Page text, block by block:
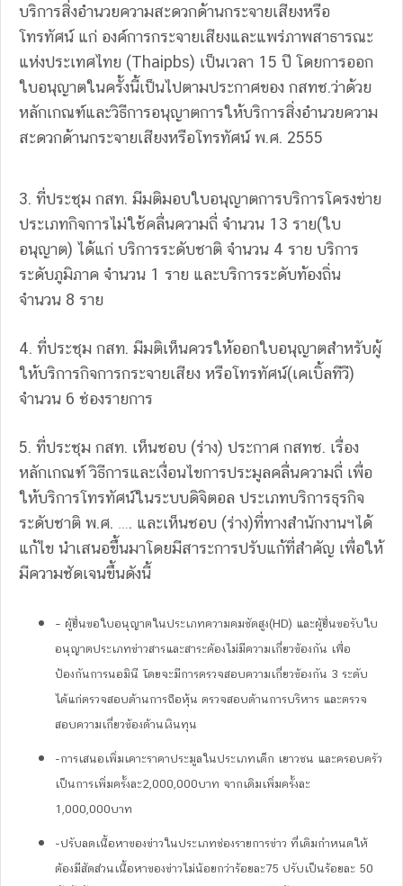
บริการสิ่งอำนวยความสะดวกด้านกระจายเสียงหรือ
โทรทัศน์ แก่ องค์การกระจายเสียงและแพร่ภาพสาธารณะ
แห่งประเทศไทย (Thaipbs) เป็นเวลา 15 ปี โดยการออก
ใบอนุญาตในครั้งนี้เป็นไปตามประกาศของ กสทช.ว่าด้วย
หลักเกณฑ์และวิธีการอนุญาตการให้บริการสิ่งอำนวยความ
สะดวกด้านกระจายเสียงหรือโทรทัศน์ พ.ศ. 2555
3. ที่ประชุม กสท. มีมติมอบใบอนุญาตการบริการโครงข่าย
ประเภทกิจการไม่ใช้คลื่นความถี่ จำนวน 13 ราย(ใบ
อนุญาต) ได้แก่ บริการระดับชาติ จำนวน 4 ราย บริการ
ระดับภูมิภาค จำนวน 1 ราย และบริการระดับท้องถิ่น
จำนวน 8 ราย
4. ที่ประชุม กสท. มีมติเห็นควรให้ออกใบอนุญาตสำหรับผู้
ให้บริการกิจการกระจายเสียง หรือโทรทัศน์(เคเบิ้ลทีวี)
จำนวน 6 ช่องรายการ
5. ที่ประชุม กสท. เห็นชอบ (ร่าง) ประกาศ กสทช. เรื่อง
หลักเกณฑ์ วิธีการและเงื่อนไขการประมูลคลื่นความถี่ เพื่อ
ให้บริการโทรทัศน์ในระบบดิจิตอล ประเภทบริการธุรกิจ
ระดับชาติ พ.ศ. …. และเห็นชอบ (ร่าง)ที่ทางสำนักงานฯได้
แก้ไข นำเสนอขึ้นมาโดยมีสาระการปรับแก้ที่สำคัญ เพื่อให้
มีความชัดเจนขึ้นดังนี้
– ผู้ยื่นขอใบอนุญาตในประเภทความคมชัดสูง(HD) และผู้ยื่นขอรับใบ
อนุญาตประเภทข่าวสารและสาระต้องไม่มีความเกี่ยวข้องกัน เพื่อ
ป้องกันการนอมินี โดยจะมีการตรวจสอบความเกี่ยวข้องกัน 3 ระดับ
ได้แก่ตรวจสอบด้านการถือหุ้น ตรวจสอบด้านการบริหาร และตรวจ
สอบความเกี่ยวข้องด้านเงินทุน
-การเสนอเพิ่มเคาะราคาประมูลในประเภทเด็ก เยาวชน และครอบครัว
เป็นการเพิ่มครั้งละ2,000,000บาท จากเดิมเพิ่มครั้งละ
1,000,000บาท
-ปรับลดเนื้อหาของข่าวในประเภทช่องรายการข่าว ที่เดิมกำหนดให้
ต้องมีสัดส่วนเนื้อหาของข่าวไม่น้อยกว่าร้อยละ75 ปรับเป็นร้อยละ 50